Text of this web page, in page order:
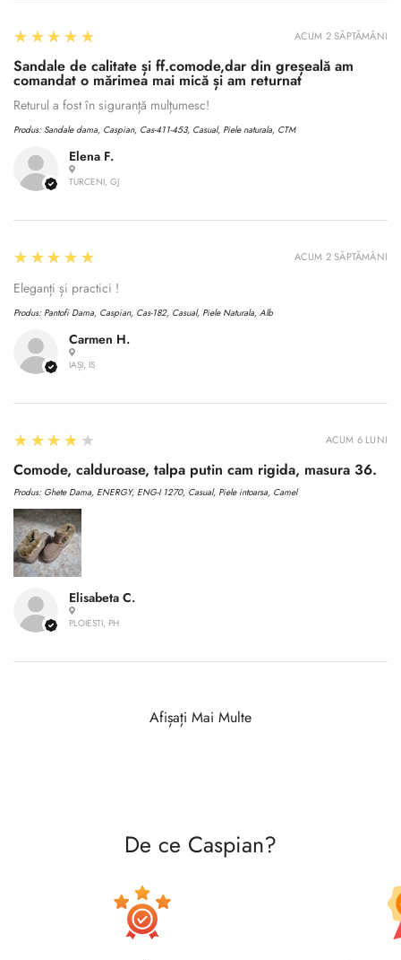
Elena F.
TURCENI, GJ
5
★★★★★
Sandale de calitate și ff.comode,dar din greșeală am
comandat o mărimea mai mică și am returnat
Returul a fost în siguranță mulțumesc!
Produs: Sandale dama, Caspian, Cas-411-453, Casual, Piele naturala, CTM
ACUM 2 SĂPTĂMÂNI
Carmen H.
IAȘI, IS
5
★★★★★
Eleganți și practici !
Produs: Pantofi Dama, Caspian, Cas-182, Casual, Piele Naturala, Alb
ACUM 2 SĂPTĂMÂNI
Elisabeta C.
PLOIESTI, PH
4
★★★★★
Comode, calduroase, talpa putin cam rigida, masura 36.
Produs: Ghete Dama, ENERGY, ENG-I 1270, Casual, Piele intoarsa, Camel
ACUM 6 LUNI
Afișați Mai Multe
De ce Caspian?